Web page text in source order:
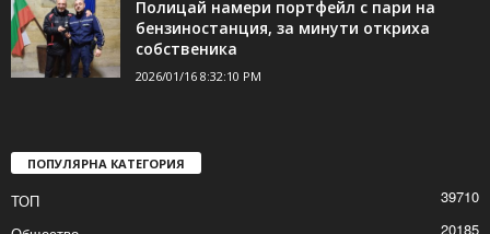
Полицай намери портфейл с пари на
бензиностанция, за минути откриха
собственика
2026/01/16 8:32:10 PM
ПОПУЛЯРНА КАТЕГОРИЯ
ТОП
39710
20185